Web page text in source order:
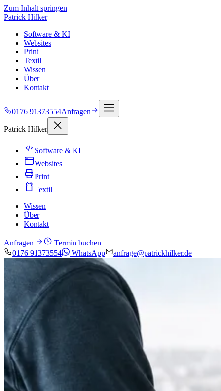
Zum Inhalt springen
Patrick Hilker
Software & KI
Websites
Print
Textil
Wissen
Über
Kontakt
0176 91373554Anfragen
Patrick Hilker
Software & KI
Websites
Print
Textil
Wissen
Über
Kontakt
Anfragen
Termin buchen
0176 91373554
WhatsApp anfrage@patrickhilker.de